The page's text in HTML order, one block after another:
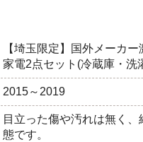
【埼玉限定】国外メーカ
家電2点セット(冷蔵庫・洗
2015～2019
目立った傷や汚れは無く、
態です。